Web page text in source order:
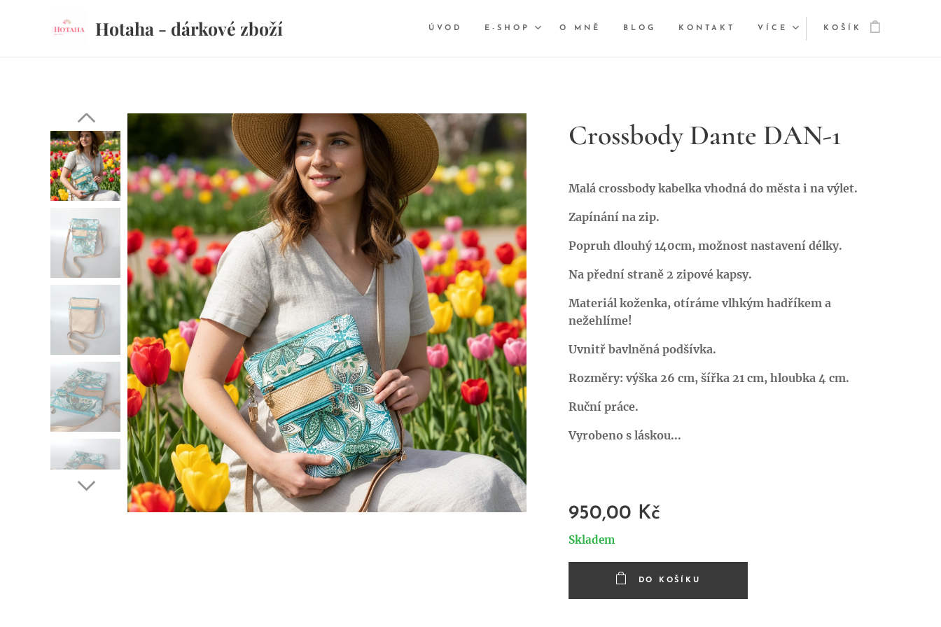
Hotaha - dárkové zboží ÚVOD E-SHOP O MNĚ BLOG KONTAKT VÍCE KOŠÍK
Crossbody Dante DAN-1
Malá crossbody kabelka vhodná do města i na výlet.
Zapínání na zip.
Popruh dlouhý 140cm, možnost nastavení délky.
Na přední straně 2 zipové kapsy.
Materiál koženka, otíráme vlhkým hadříkem a
nežehlíme!
Uvnitř bavlněná podšívka.
Rozměry: výška 26 cm, šířka 21 cm, hloubka 4 cm.
Ruční práce.
Vyrobeno s láskou...
950,00 Kč
Skladem
DO KOŠÍKU